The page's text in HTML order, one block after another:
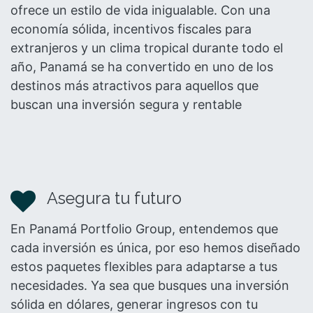
ofrece un estilo de vida inigualable. Con una
economía sólida, incentivos fiscales para
extranjeros y un clima tropical durante todo el
año, Panamá se ha convertido en uno de los
destinos más atractivos para aquellos que
buscan una inversión segura y rentable
Asegura tu futuro
En Panamá Portfolio Group, entendemos que
cada inversión es única, por eso hemos diseñado
estos paquetes flexibles para adaptarse a tus
necesidades. Ya sea que busques una inversión
sólida en dólares, generar ingresos con tu